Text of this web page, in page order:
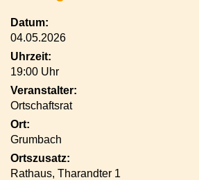
Datum:
04.05.2026
Uhrzeit:
19:00 Uhr
Veranstalter:
Ortschaftsrat
Ort:
Grumbach
Ortszusatz:
Rathaus, Tharandter 1